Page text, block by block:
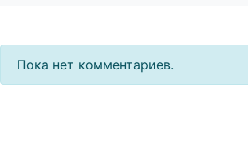
Пока нет комментариев.